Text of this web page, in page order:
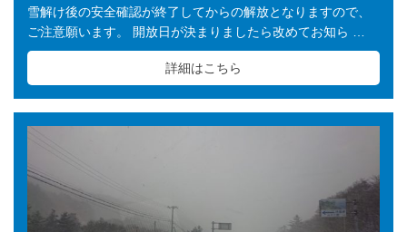
雪解け後の安全確認が終了してからの解放となりますので、
ご注意願います。 開放日が決まりましたら改めてお知ら …
詳細はこちら